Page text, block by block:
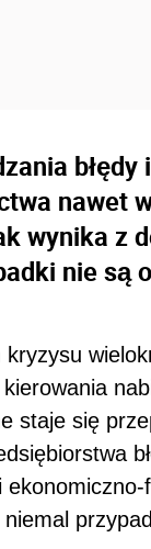
nawet
wynika z
nie są
staje się